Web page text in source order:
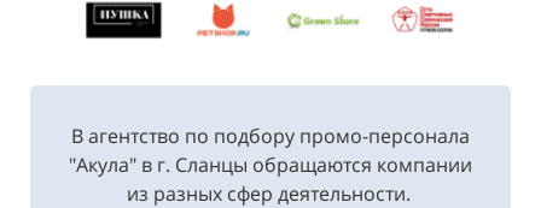
В агентство по подбору промо-персонала
"Акула" в г. Сланцы обращаются компании
из разных сфер деятельности.